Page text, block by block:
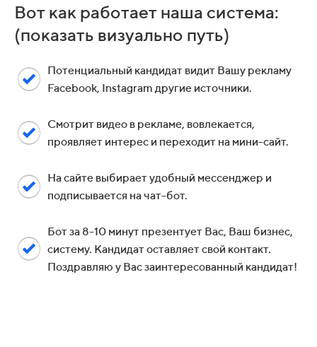
Вот как работает наша система:
(показать визуально путь)
Потенциальный кандидат видит Вашу рекламу
Facebook, Instagram другие источники.
Смотрит видео в рекламе, вовлекается,
проявляет интерес и переходит на мини-сайт.
На сайте выбирает удобный мессенджер и
подписывается на чат-бот.
Бот за 8-10 минут презентует Вас, Ваш бизнес,
систему. Кандидат оставляет свой контакт.
Поздравляю у Вас заинтересованный кандидат!